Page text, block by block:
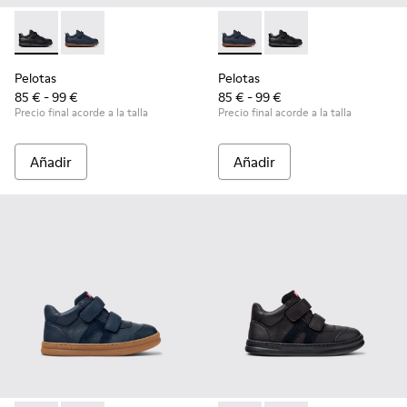
Pelotas - K800316-003 - Zapatos negros de piel y textil para
Pelotas - K800316-004 - Zapatos azules de piel y
Pelotas
85 € - 99 €
Precio final acorde a la talla
Añadir
Pelotas - K800316-004 -
Pelotas - K800316-
Pelotas
85 € - 99 €
Precio final acorde a la talla
Añadir